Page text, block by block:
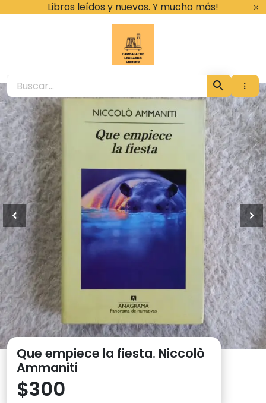
Libros leídos y nuevos. Y mucho más!
Cambalache
Que empiece la fiesta. Niccolò
Ammaniti
$300